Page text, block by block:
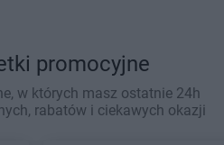
promocyjne
w których masz ostatnie 24h
rabatów i ciekawych okazji